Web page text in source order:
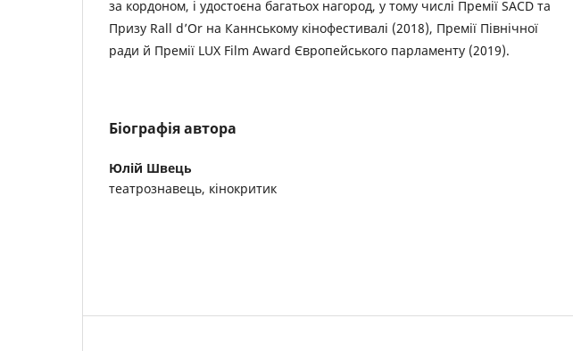
за кордоном, і удостоєна багатьох нагород, у тому числі Премії SACD та
Призу Rall d’Or на Каннському кінофестивалі (2018), Премії Північної
ради й Премії LUX Film Award Європейського парламенту (2019).
Біографія автора
Юлій Швець
театрознавець, кінокритик